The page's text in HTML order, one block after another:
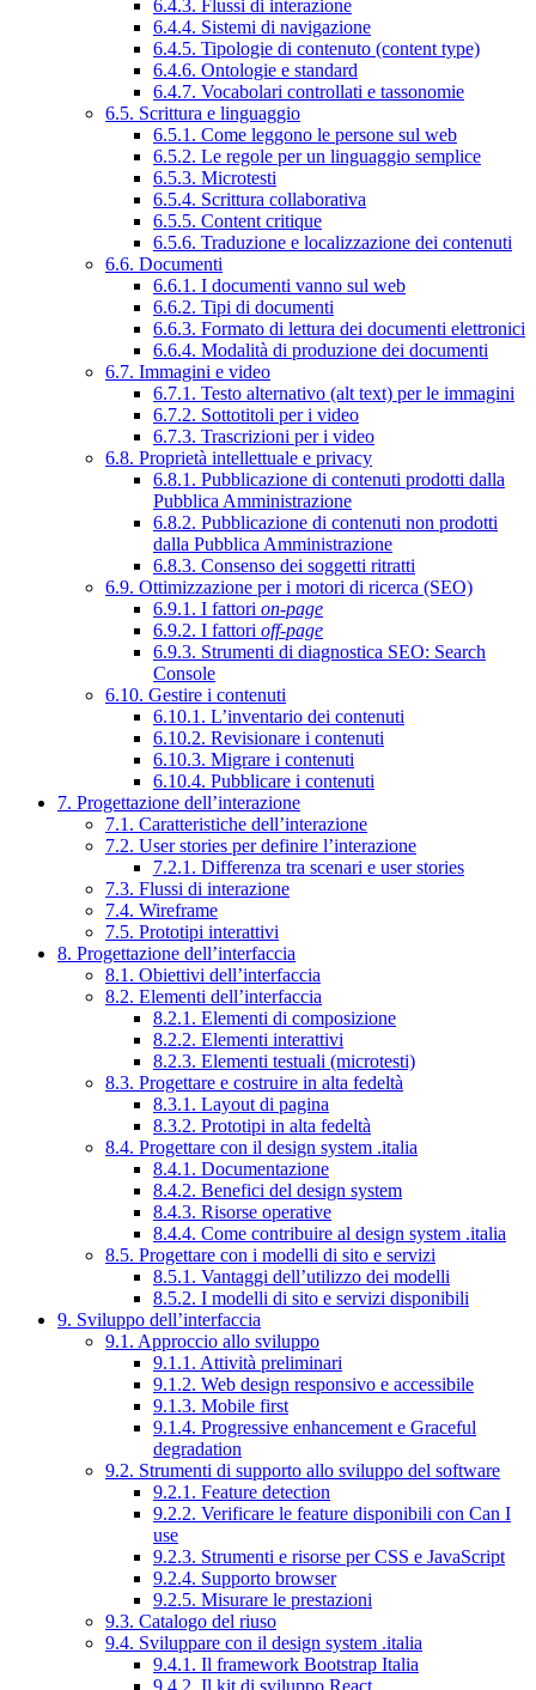
6.4.3. Flussi di interazione
6.4.4. Sistemi di navigazione
6.4.5. Tipologie di contenuto (content type)
6.4.6. Ontologie e standard
6.4.7. Vocabolari controllati e tassonomie
6.5. Scrittura e linguaggio
6.5.1. Come leggono le persone sul web
6.5.2. Le regole per un linguaggio semplice
6.5.3. Microtesti
6.5.4. Scrittura collaborativa
6.5.5. Content critique
6.5.6. Traduzione e localizzazione dei contenuti
6.6. Documenti
6.6.1. I documenti vanno sul web
6.6.2. Tipi di documenti
6.6.3. Formato di lettura dei documenti elettronici
6.6.4. Modalità di produzione dei documenti
6.7. Immagini e video
6.7.1. Testo alternativo (alt text) per le immagini
6.7.2. Sottotitoli per i video
6.7.3. Trascrizioni per i video
6.8. Proprietà intellettuale e privacy
6.8.1. Pubblicazione di contenuti prodotti dalla
Pubblica Amministrazione
6.8.2. Pubblicazione di contenuti non prodotti
dalla Pubblica Amministrazione
6.8.3. Consenso dei soggetti ritratti
6.9. Ottimizzazione per i motori di ricerca (SEO)
6.9.1. I fattori on-page
6.9.2. I fattori off-page
6.9.3. Strumenti di diagnostica SEO: Search
Console
6.10. Gestire i contenuti
6.10.1. L’inventario dei contenuti
6.10.2. Revisionare i contenuti
6.10.3. Migrare i contenuti
6.10.4. Pubblicare i contenuti
7. Progettazione dell’interazione
7.1. Caratteristiche dell’interazione
7.2. User stories per definire l’interazione
7.2.1. Differenza tra scenari e user stories
7.3. Flussi di interazione
7.4. Wireframe
7.5. Prototipi interattivi
8. Progettazione dell’interfaccia
8.1. Obiettivi dell’interfaccia
8.2. Elementi dell’interfaccia
8.2.1. Elementi di composizione
8.2.2. Elementi interattivi
8.2.3. Elementi testuali (microtesti)
8.3. Progettare e costruire in alta fedeltà
8.3.1. Layout di pagina
8.3.2. Prototipi in alta fedeltà
8.4. Progettare con il design system .italia
8.4.1. Documentazione
8.4.2. Benefici del design system
8.4.3. Risorse operative
8.4.4. Come contribuire al design system .italia
8.5. Progettare con i modelli di sito e servizi
8.5.1. Vantaggi dell’utilizzo dei modelli
8.5.2. I modelli di sito e servizi disponibili
9. Sviluppo dell’interfaccia
9.1. Approccio allo sviluppo
9.1.1. Attività preliminari
9.1.2. Web design responsivo e accessibile
9.1.3. Mobile first
9.1.4. Progressive enhancement e Graceful
degradation
9.2. Strumenti di supporto allo sviluppo del software
9.2.1. Feature detection
9.2.2. Verificare le feature disponibili con Can I
use
9.2.3. Strumenti e risorse per CSS e JavaScript
9.2.4. Supporto browser
9.2.5. Misurare le prestazioni
9.3. Catalogo del riuso
9.4. Sviluppare con il design system .italia
9.4.1. Il framework Bootstrap Italia
9.4.2. Il kit di sviluppo React